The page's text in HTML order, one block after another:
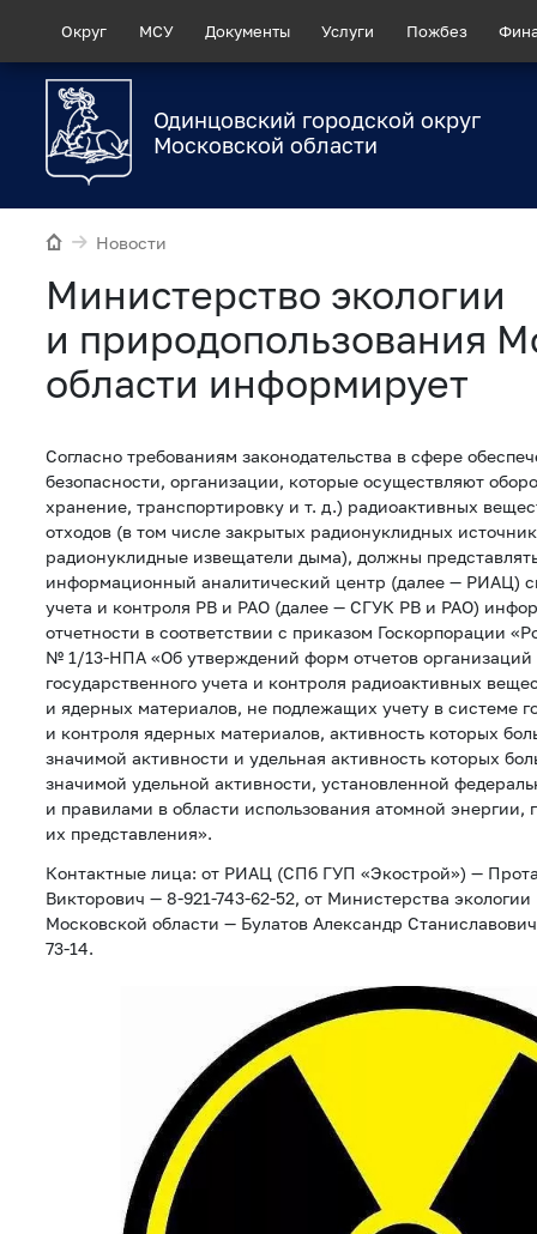
Округ МСУ Документы Услуги Пожбез
Одинцовский городской округ
Московской области
Новости
Министерство экологии
и природопользования
области информирует
Согласно требованиям законодательства в сфере
безопасности, организации, которые осуществляют
хранение, транспортировку и т. д.) радиоактивных
отходов (в том числе закрытых радионуклидных
радионуклидные извещатели дыма), должны
информационный аналитический центр (далее — РИАЦ)
учета и контроля РВ и РАО (далее — СГУК РВ и РАО)
отчетности в соответствии с приказом Госкорпорации
№ 1/13-НПА «Об утверждений форм отчетов организаций
государственного учета и контроля радиоактивных
и ядерных материалов, не подлежащих учету в системе
и контроля ядерных материалов, активность которых
значимой активности и удельная активность которых
значимой удельной активности, установленной
и правилами в области использования атомной энергии,
их представления».
Контактные лица: от РИАЦ (СПб ГУП «Экострой») —
Викторович — 8-921-743-62-52, от Министерства
Московской области — Булатов Александр
73-14.